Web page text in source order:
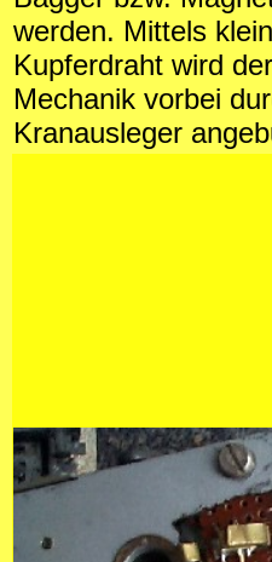
werden. Mittels
Kupferdraht wird
Mechanik vorbei
Kranausleger